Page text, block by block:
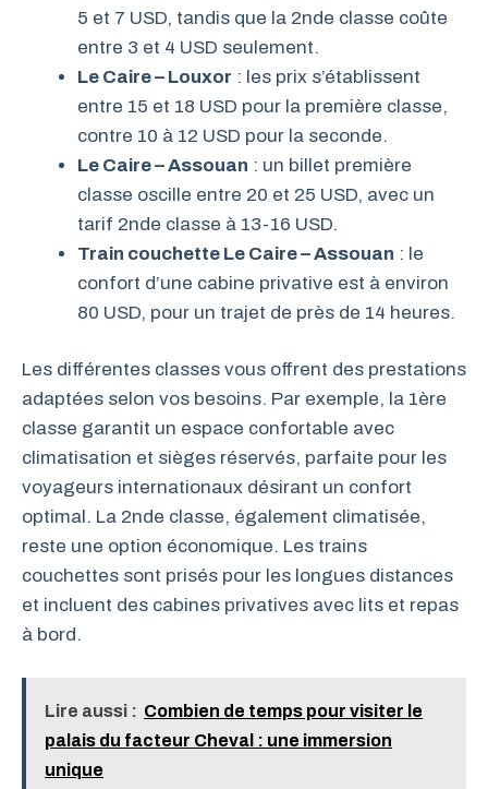
5 et 7 USD, tandis que la 2nde classe coûte
entre 3 et 4 USD seulement.
Le Caire – Louxor : les prix s’établissent
entre 15 et 18 USD pour la première classe,
contre 10 à 12 USD pour la seconde.
Le Caire – Assouan : un billet première
classe oscille entre 20 et 25 USD, avec un
tarif 2nde classe à 13-16 USD.
Train couchette Le Caire – Assouan : le
confort d’une cabine privative est à environ
80 USD, pour un trajet de près de 14 heures.
Les différentes classes vous offrent des prestations
adaptées selon vos besoins. Par exemple, la 1ère
classe garantit un espace confortable avec
climatisation et sièges réservés, parfaite pour les
voyageurs internationaux désirant un confort
optimal. La 2nde classe, également climatisée,
reste une option économique. Les trains
couchettes sont prisés pour les longues distances
et incluent des cabines privatives avec lits et repas
à bord.
Lire aussi : Combien de temps pour visiter le
palais du facteur Cheval : une immersion
unique